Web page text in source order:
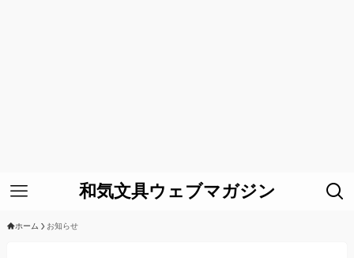
和気文具ウェブマガジン
ホーム お知らせ